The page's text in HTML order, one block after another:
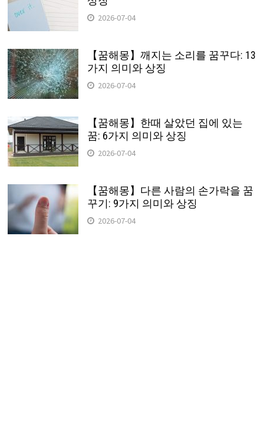
2026-07-04
【꿈해몽】깨지는 소리를 꿈꾸다: 13
가지 의미와 상징
2026-07-04
【꿈해몽】한때 살았던 집에 있는
꿈: 6가지 의미와 상징
2026-07-04
【꿈해몽】다른 사람의 손가락을 꿈
꾸기: 9가지 의미와 상징
2026-07-04